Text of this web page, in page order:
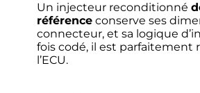
Un injecteur reconditionné
référence conserve ses
connecteur, et sa logique
fois codé, il est parfaitement
l’ECU.